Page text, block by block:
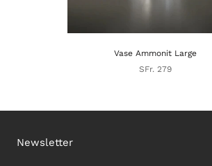
Vase Ammonit Large
SFr. 279
Newsletter